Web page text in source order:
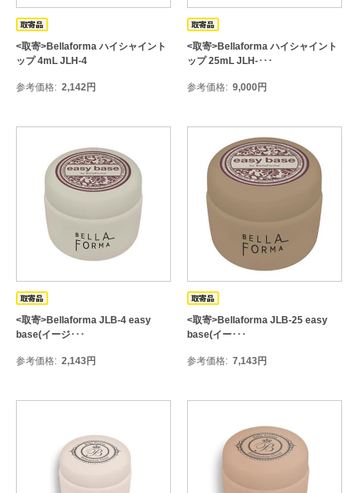
<取寄>Bellaforma ハイシャイント
ップ 4mL JLH-4
参考価格 2,142円
<取寄>Bellaforma ハイシャイント
ップ 25mL JLH-･･･
参考価格 9,000円
<取寄>Bellaforma JLB-4 easy
base(イージ･･･
参考価格 2,143円
<取寄>Bellaforma JLB-25 easy
base(イー･･･
参考価格 7,143円